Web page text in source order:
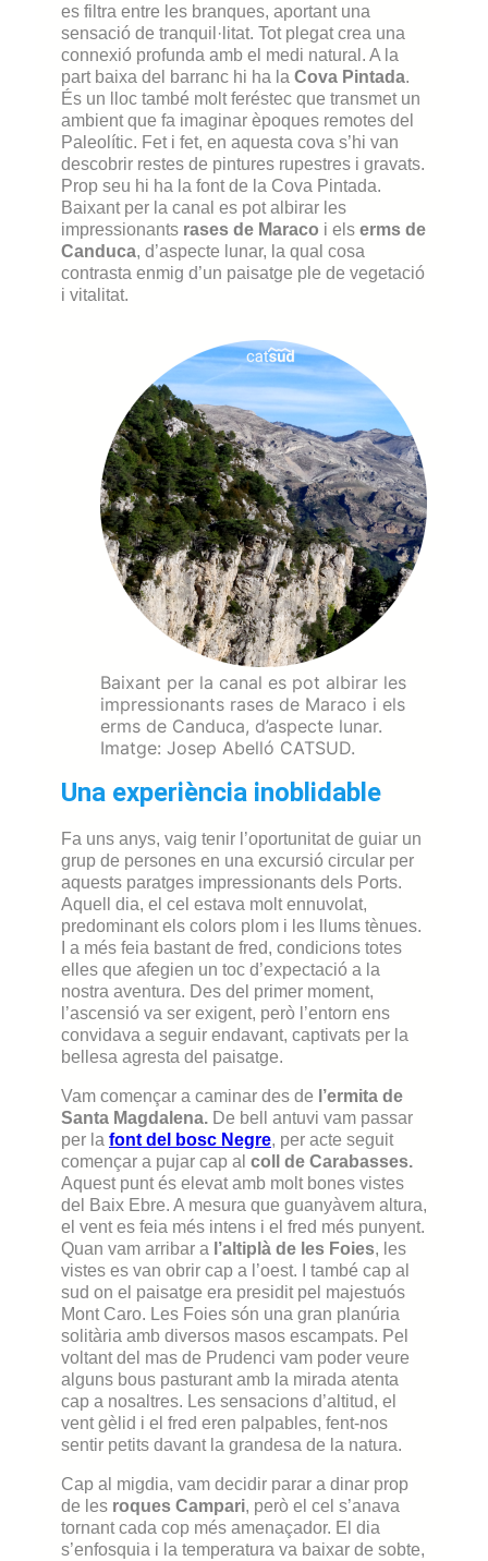
es filtra entre les branques, aportant una
sensació de tranquil·litat. Tot plegat crea una
connexió profunda amb el medi natural. A la
part baixa del barranc hi ha la Cova Pintada.
És un lloc també molt feréstec que transmet un
ambient que fa imaginar èpoques remotes del
Paleolític. Fet i fet, en aquesta cova s’hi van
descobrir restes de pintures rupestres i gravats.
Prop seu hi ha la font de la Cova Pintada.
Baixant per la canal es pot albirar les
impressionants rases de Maraco i els erms de
Canduca, d’aspecte lunar, la qual cosa
contrasta enmig d’un paisatge ple de vegetació
i vitalitat.
Baixant per la canal es pot albirar les
impressionants rases de Maraco i els
erms de Canduca, d’aspecte lunar.
Imatge: Josep Abelló CATSUD.
Una experiència inoblidable
Fa uns anys, vaig tenir l’oportunitat de guiar un
grup de persones en una excursió circular per
aquests paratges impressionants dels Ports.
Aquell dia, el cel estava molt ennuvolat,
predominant els colors plom i les llums tènues.
I a més feia bastant de fred, condicions totes
elles que afegien un toc d’expectació a la
nostra aventura. Des del primer moment,
l’ascensió va ser exigent, però l’entorn ens
convidava a seguir endavant, captivats per la
bellesa agresta del paisatge.
Vam començar a caminar des de l’ermita de
Santa Magdalena. De bell antuvi vam passar
per la font del bosc Negre, per acte seguit
començar a pujar cap al coll de Carabasses.
Aquest punt és elevat amb molt bones vistes
del Baix Ebre. A mesura que guanyàvem altura,
el vent es feia més intens i el fred més punyent.
Quan vam arribar a l’altiplà de les Foies, les
vistes es van obrir cap a l’oest. I també cap al
sud on el paisatge era presidit pel majestuós
Mont Caro. Les Foies són una gran planúria
solitària amb diversos masos escampats. Pel
voltant del mas de Prudenci vam poder veure
alguns bous pasturant amb la mirada atenta
cap a nosaltres. Les sensacions d’altitud, el
vent gèlid i el fred eren palpables, fent-nos
sentir petits davant la grandesa de la natura.
Cap al migdia, vam decidir parar a dinar prop
de les roques Campari, però el cel s’anava
tornant cada cop més amenaçador. El dia
s’enfosquia i la temperatura va baixar de sobte,